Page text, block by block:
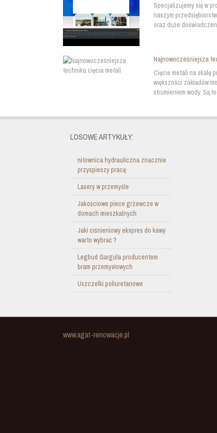
Specjalizujemy się w
naszym
oraz duże
Najnowocześniejsza
Cięcie metali na skalę
większości zakładów
strumieniem wody. Są
LOSOWE ARTYKUŁY:
nitownica hydrauliczna znacznie
przyspieszy pracę
Lasery w przemyśle
Jakościowe piece grzewcze w
domach mieszkalnych
Jaki ciśnieniowy ekspres do kawy
warto wybrać ?
Legbud Gargula producentem
bram przemysłowych
Uszczelki poliuretanowe
www.agat-renowacje.pl